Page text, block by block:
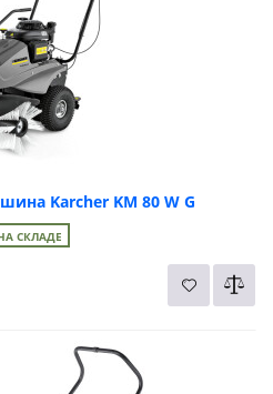
Karcher KM 80 W G
СКЛАДЕ